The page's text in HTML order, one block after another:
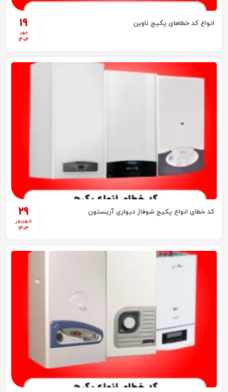
19
مهر
1404
انواع کد خطاهای پکیج ناوین
29
شهریور
1404
کد خطای انواع پکیج شوفاژ دیواری آریستون